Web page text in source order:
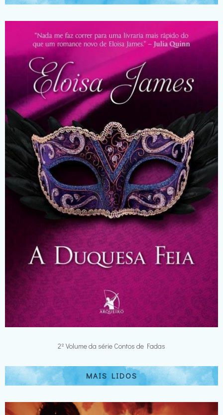
2º Volume da série Contos de Fadas
MAIS LIDOS